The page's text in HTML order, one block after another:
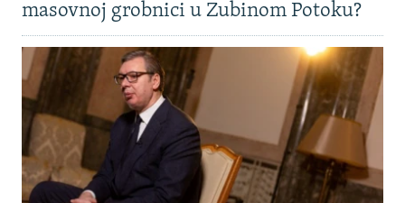
masovnoj grobnici u Zubinom Potoku?